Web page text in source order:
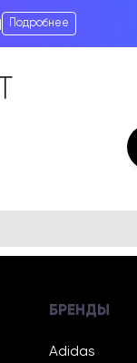
Подробнее
БРЕНДЫ
Adidas